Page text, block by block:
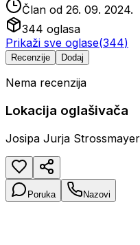
Član od 26. 09. 2024.
344 oglasa
Prikaži sve oglase(344)
Recenzije Dodaj
Nema recenzija
Lokacija oglašivača
Josipa Jurja
Poruka Nazovi